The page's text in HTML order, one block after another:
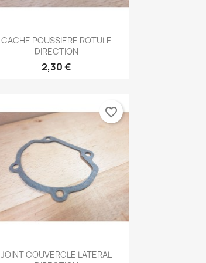
 Aperçu rapide
CACHE POUSSIERE ROTULE
DIRECTION
2,30 €
Aperçu rapide
JOINT COUVERCLE LATERAL
favorite_border